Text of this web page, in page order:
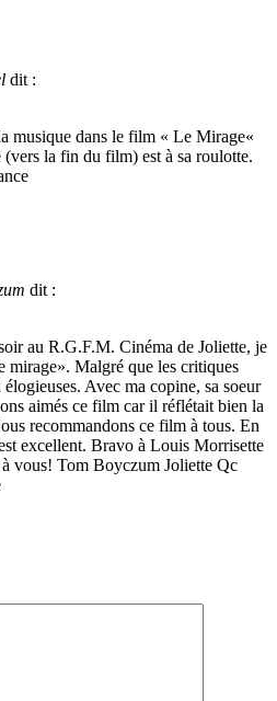
dit :
musique dans le film « Le Mirage«
la fin du film) est à sa roulotte.
dit :
au R.G.F.M. Cinéma de Joliette, je
Malgré que les critiques
Avec ma copine, sa soeur
aimés ce film car il réflétait bien la
recommandons ce film à tous. En
excellent. Bravo à Louis Morrisette
vous! Tom Boyczum Joliette Qc